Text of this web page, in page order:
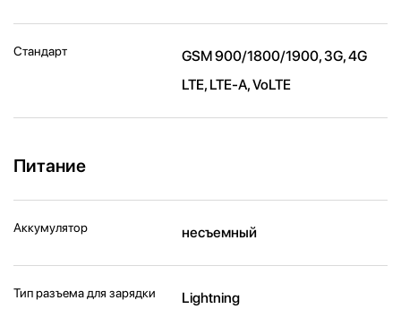
Стандарт
GSM 900/1800/1900, 3G, 4G
LTE, LTE-A, VoLTE
Питание
Аккумулятор несъемный
Тип разъема для зарядки Lightning